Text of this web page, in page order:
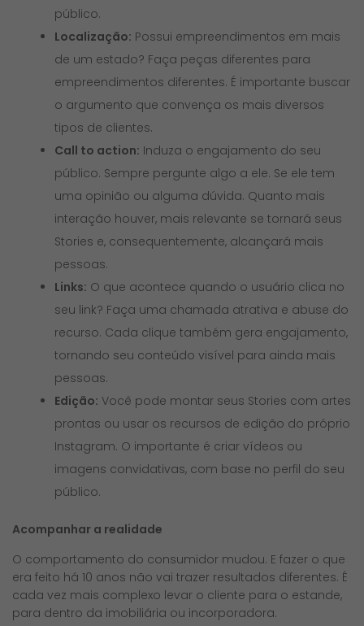
público.
Localização: Possui empreendimentos em mais
de um estado? Faça peças diferentes para
empreendimentos diferentes. É importante buscar
o argumento que convença os mais diversos
tipos de clientes.
Call to action: Induza o engajamento do seu
público. Sempre pergunte algo a ele. Se ele tem
uma opinião ou alguma dúvida. Quanto mais
interação houver, mais relevante se tornará seus
Stories e, consequentemente, alcançará mais
pessoas.
Links: O que acontece quando o usuário clica no
seu link? Faça uma chamada atrativa e abuse do
recurso. Cada clique também gera engajamento,
tornando seu conteúdo visível para ainda mais
pessoas.
Edição: Você pode montar seus Stories com artes
prontas ou usar os recursos de edição do próprio
Instagram. O importante é criar vídeos ou
imagens convidativas, com base no perfil do seu
público.
Acompanhar a realidade
O comportamento do consumidor mudou. E fazer o que
era feito há 10 anos não vai trazer resultados diferentes. É
cada vez mais complexo levar o cliente para o estande,
para dentro da imobiliária ou incorporadora.